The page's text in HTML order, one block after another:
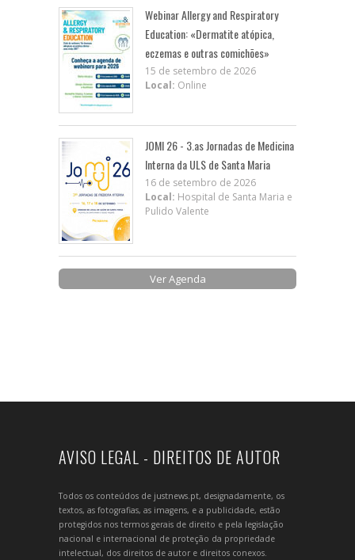
Webinar Allergy and Respiratory
Education: «Dermatite atópica,
eczemas e outras comichões»
15 de setembro de 2026
Local: Online
JOMI 26 - 3.as Jornadas de Medicina
Interna da ULS de Santa Maria
16 de setembro de 2026
Local: Hospital de Santa Maria e
Pulido Valente
Ver Agenda
AVISO LEGAL - DIREITOS DE AUTOR
Todos os conteúdos de justnews.pt, designadamente, os
textos, as fotografias, as imagens, e a publicidade, estão
protegidos nos termos gerais de direito e pela legislação
nacional e internacional de proteção da propriedade
intelectual, dos direitos de autor e direitos conexos.